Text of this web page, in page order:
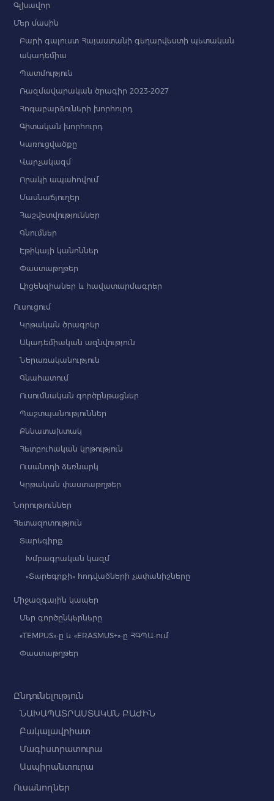
Գլխավոր
Մեր մասին
Բարի գալուստ Հայաստանի գեղարվեստի պետական
ակադեմիա
Պատմություն
Ռազմավարական ծրագիր 2023-2027
Հոգաբարձուների խորհուրդ
Գիտական խորհուրդ
Կառուցվածքը
Վարչակազմ
Որակի ապահովում
Մասնաճյուղեր
Հաշվետվություններ
Գնումներ
Էթիկայի կանոններ
Փաստաթղթեր
Լիցենզիաներ և հավատարմագրեր
Ուսուցում
Կրթական ծրագրեր
Ակադեմիական ազնվություն
Ներառականություն
Գնահատում
Ուսումնական գործընթացներ
Պաշտպանություններ
Քննատախտակ
Հետբուհական կրթություն
Ուսանողի ձեռնարկ
Կրթական փաստաթղթեր
Նորություններ
Հետազոտություն
Տարեգիրք
Խմբագրական կազմ
«Տարեգրքի» հոդվածների չափանիշները
Միջազգային կապեր
Մեր գործընկերները
«TEMPUS»-ը և «ERASMUS+»-ը ՀԳՊԱ-ում
Փաստաթղթեր
Ընդունելություն
ՆԱԽԱՊԱՏՐԱՍՏԱԿԱՆ ԲԱԺԻՆ
Բակալավրիատ
Մագիստրատուրա
Ասպիրանտուրա
Ուսանողներ